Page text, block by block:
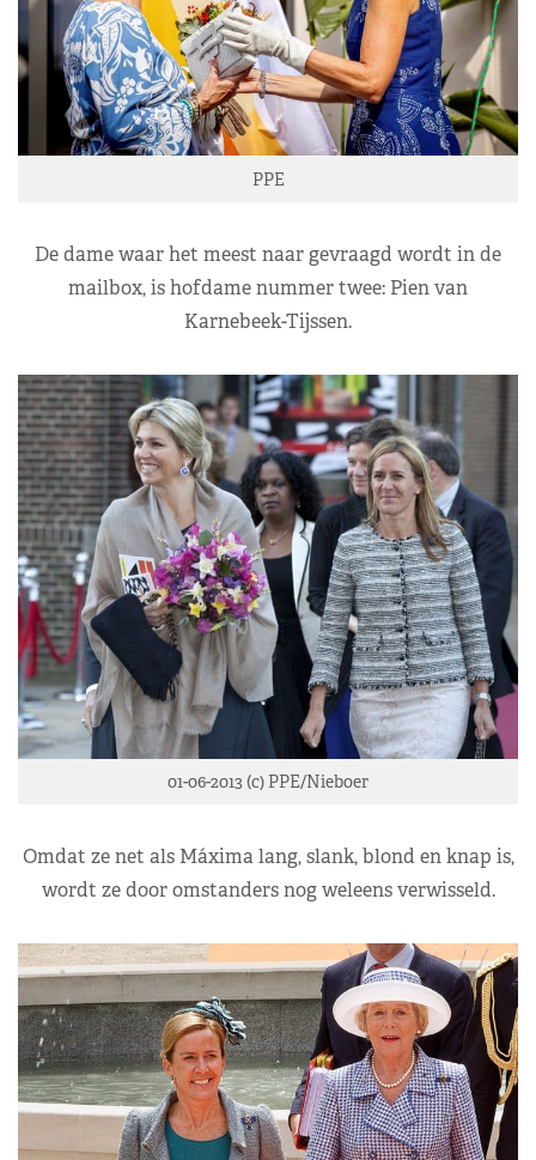
PPE
De dame waar het meest naar gevraagd wordt in de
mailbox, is hofdame nummer twee: Pien van
Karnebeek-Tijssen.
01-06-2013 (c) PPE/Nieboer
Omdat ze net als Máxima lang, slank, blond en knap is,
wordt ze door omstanders nog weleens verwisseld.